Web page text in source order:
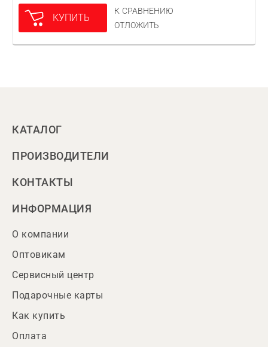
КУПИТЬ
К СРАВНЕНИЮ
ОТЛОЖИТЬ
КАТАЛОГ
ПРОИЗВОДИТЕЛИ
КОНТАКТЫ
ИНФОРМАЦИЯ
О компании
Оптовикам
Сервисный центр
Подарочные карты
Как купить
Оплата